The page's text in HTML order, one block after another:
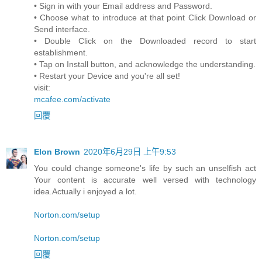
• Sign in with your Email address and Password.
• Choose what to introduce at that point Click Download or
Send interface.
• Double Click on the Downloaded record to start
establishment.
• Tap on Install button, and acknowledge the understanding.
• Restart your Device and you're all set!
visit:
mcafee.com/activate
回覆
Elon Brown 2020年6月29日 上午9:53
You could change someone's life by such an unselfish act
Your content is accurate well versed with technology
idea.Actually i enjoyed a lot.
Norton.com/setup
Norton.com/setup
回覆